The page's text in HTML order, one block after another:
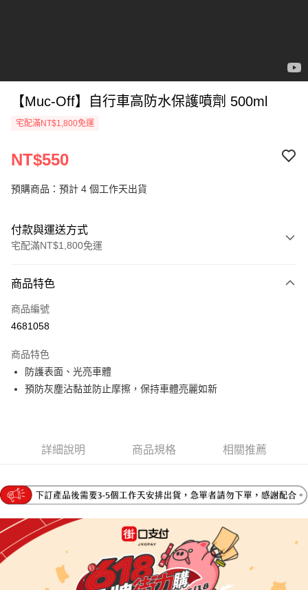
【Muc-Off】自行車高防水保護噴劑 500ml
宅配滿NT$1,800免運
NT$550
預購商品：預計 4 個工作天出貨
付款與運送方式
宅配滿NT$1,800免運
信用卡一次付款
信用卡分期付款
合作金庫商業銀行
華南商業銀行
上海商業儲蓄銀行
台北富邦商業銀行
聯邦商業銀行
遠東國際商業銀行
台新國際商業銀行
中國信託商業銀行
台灣樂天信用卡公司
6 期 0 利率 每期
華南商業銀行
彰化商業銀行
匯豐（台灣）商業銀行
華泰商業銀行
玉山商業銀行
星展（台灣）商業銀行
台灣樂天信用卡公司
LINE Pay
Google Pay
大哥付你分期
相關說明
【大哥付你分期使用說明】
1.本服務由台灣大哥大提供，台灣大哥大用戶可立即使用無須另外申請。
AFTEE先享後付
商品特色
商品編號
4681058
商品特色
防護表面、光亮車體
預防灰塵沾黏並防止摩擦，保持車體亮麗如新
詳細說明 商品規格 相關推薦